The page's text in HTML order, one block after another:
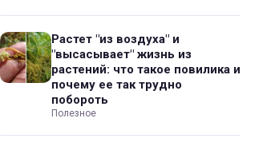
Растет "из воздуха" и
"высасывает" жизнь из
растений: что такое повилика и
почему ее так трудно
побороть
Полезное